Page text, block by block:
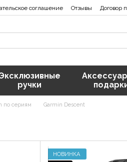
соглашение Отзывы Договор
ручки
по сериям Garmin Descent
НОВИНКА